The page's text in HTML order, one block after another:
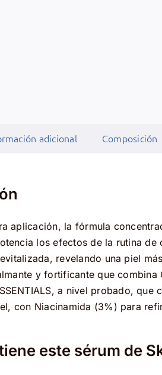
adicional Composición
aplicación, la fórmula
los efectos de la rutina
revelando una piel
y fortificante que
a nivel probado,
con Niacinamida (3%) para
este sérum de